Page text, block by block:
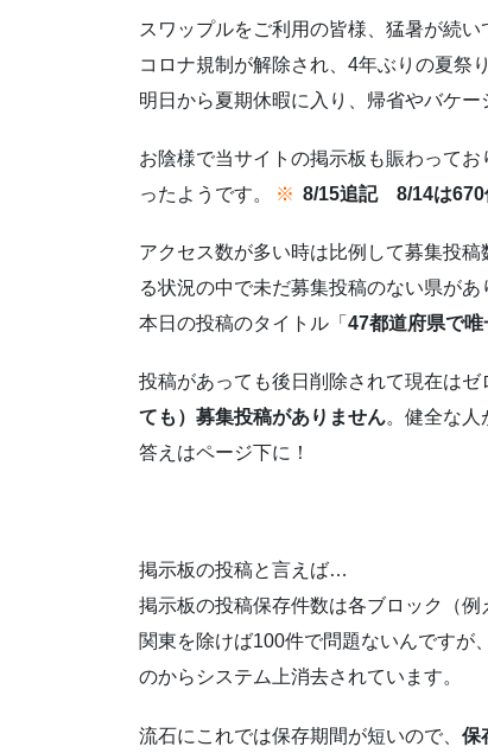
スワップルをご利用の皆様、猛暑が続
コロナ規制が解除され、4年ぶりの夏祭
明日から夏期休暇に入り、帰省やバケ
お陰様で当サイトの掲示板も賑わって
ったようです。
※ 8/15追記 8/14は670
アクセス数が多い時は比例して募集投
る状況の中で未だ募集投稿のない県があ
本日の投稿のタイトル「 47都道府県で唯
投稿があっても後日削除されて現在はゼ
ても）募集投稿がありません。健全な人
答えはページ下に！
掲示板の投稿と言えば…
掲示板の投稿保存件数は各ブロック（例
関東を除けば100件で問題ないんですが
のからシステム上消去されています。
流石にこれでは保存期間が短いので、 保